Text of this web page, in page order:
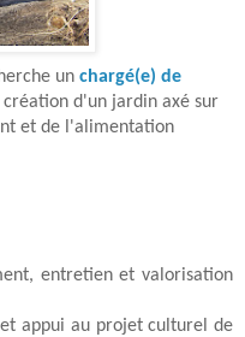
un chargé(e) de
création d'un jardin axé sur
et de l'alimentation
entretien et valorisation
appui au projet culturel de